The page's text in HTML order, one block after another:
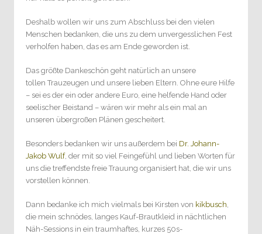
Deshalb wollen wir uns zum Abschluss bei den vielen
Menschen bedanken, die uns zu dem unvergesslichen Fest
verholfen haben, das es am Ende geworden ist.
Das größte Dankeschön geht natürlich an unsere
tollen Trauzeugen und unsere lieben Eltern. Ohne eure Hilfe
– sei es der ein oder andere Euro, eine helfende Hand oder
seelischer Beistand – wären wir mehr als ein mal an
unseren übergroßen Plänen gescheitert.
Besonders bedanken wir uns außerdem bei Dr. Johann-
Jakob Wulf, der mit so viel Feingefühl und lieben Worten für
uns die treffendste freie Trauung organisiert hat, die wir uns
vorstellen können.
Dann bedanke ich mich vielmals bei Kirsten von kikbusch,
die mein schnödes, langes Kauf-Brautkleid in nächtlichen
Näh-Sessions in ein traumhaftes, kurzes 50s-